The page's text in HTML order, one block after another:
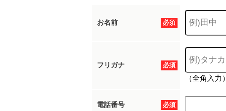
必須
お名前
必須
フリガナ
（全角入力）
必須
電話番号